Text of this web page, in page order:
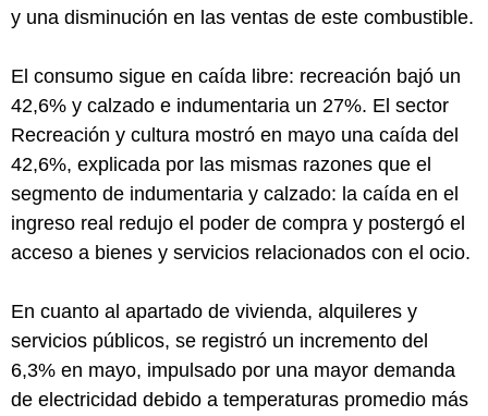
y una disminución en las ventas de este combustible.
El consumo sigue en caída libre: recreación bajó un
42,6% y calzado e indumentaria un 27%. El sector
Recreación y cultura mostró en mayo una caída del
42,6%, explicada por las mismas razones que el
segmento de indumentaria y calzado: la caída en el
ingreso real redujo el poder de compra y postergó el
acceso a bienes y servicios relacionados con el ocio.
En cuanto al apartado de vivienda, alquileres y
servicios públicos, se registró un incremento del
6,3% en mayo, impulsado por una mayor demanda
de electricidad debido a temperaturas promedio más